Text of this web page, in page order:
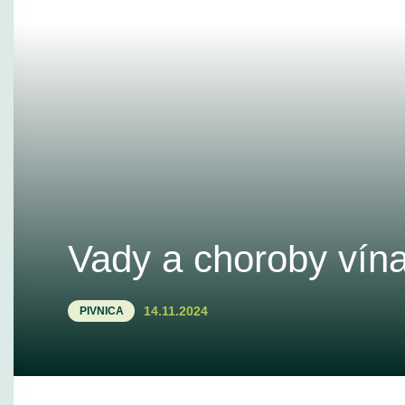
Vady a choroby
PIVNICA 14.11.2024